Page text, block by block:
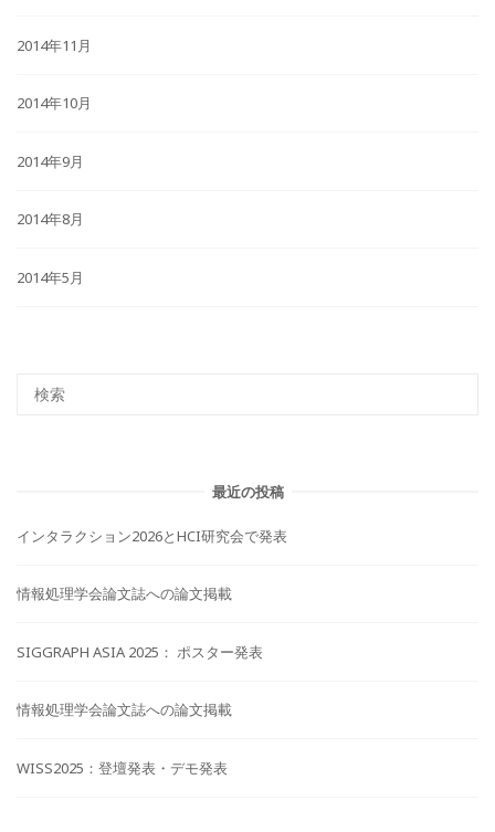
2014年11月
2014年10月
2014年9月
2014年8月
2014年5月
最近の投稿
インタラクション2026とHCI研究会で発表
情報処理学会論文誌への論文掲載
SIGGRAPH ASIA 2025： ポスター発表
情報処理学会論文誌への論文掲載
WISS2025：登壇発表・デモ発表